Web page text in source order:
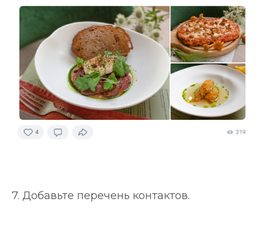
7. Добавьте перечень контактов.